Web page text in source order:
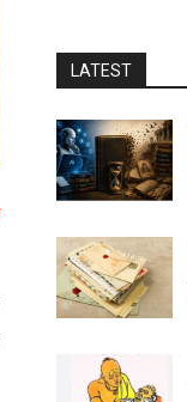
LATEST